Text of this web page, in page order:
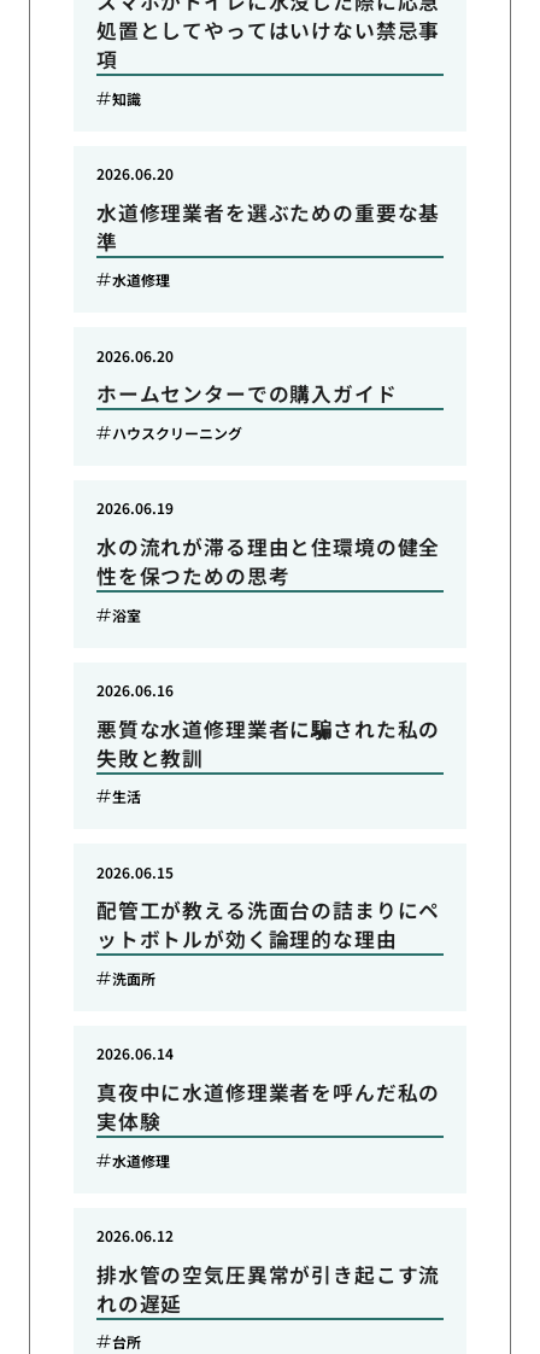
処置としてやってはいけない禁忌事
項
知識
水道修理業者を選ぶための重要な基
準
2026.06.20
水道修理
ホームセンターでの購入ガイド
2026.06.20
ハウスクリーニング
水の流れが滞る理由と住環境の健全
性を保つための思考
2026.06.19
浴室
悪質な水道修理業者に騙された私の
失敗と教訓
2026.06.16
生活
配管工が教える洗面台の詰まりにペ
ットボトルが効く論理的な理由
2026.06.15
洗面所
真夜中に水道修理業者を呼んだ私の
実体験
2026.06.14
水道修理
排水管の空気圧異常が引き起こす流
れの遅延
2026.06.12
台所